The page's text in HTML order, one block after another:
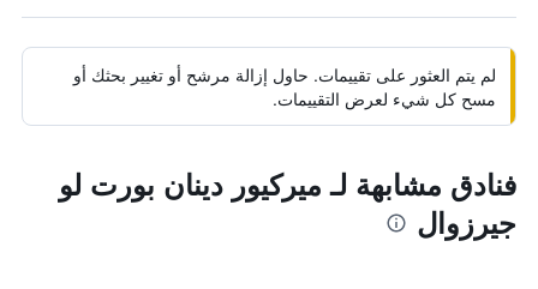
لم يتم العثور على تقييمات. حاول إزالة مرشح أو تغيير بحثك أو
مسح كل شيء لعرض التقييمات.
فنادق مشابهة لـ ميركيور دينان بورت لو
جيرزوال